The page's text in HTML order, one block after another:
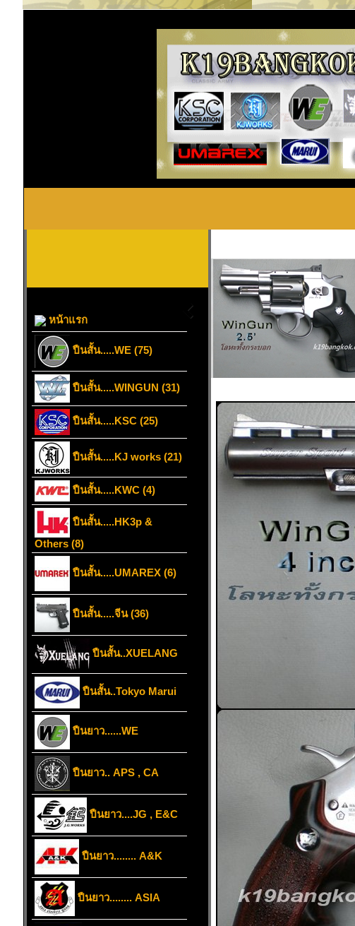
หน้าแรก
ปืนสั้น.....WE (75)
ปืนสั้น.....WINGUN (31)
ปืนสั้น.....KSC (25)
ปืนสั้น.....KJ works (21)
ปืนสั้น.....KWC (4)
ปืนสั้น.....HK3p &
Others (8)
ปืนสั้น.....UMAREX (6)
ปืนสั้น.....จีน (36)
ปืนสั้น..XUELANG
ปืนสั้น..Tokyo Marui
ปืนยาว......WE
ปืนยาว.. APS , CA
ปืนยาว....JG , E&C
ปืนยาว........ A&K
ปืนยาว........ ASIA